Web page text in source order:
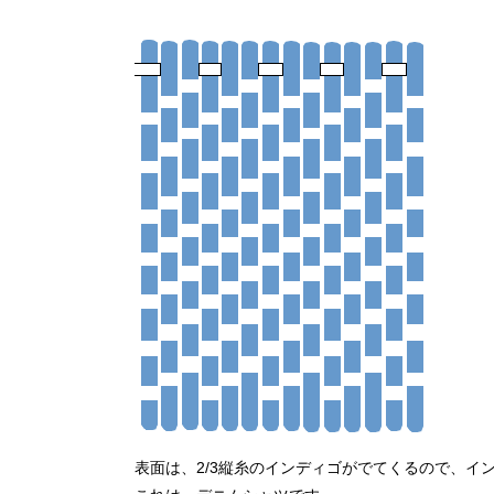
表面は、2/3縦糸のインディゴがでてくるので、イ